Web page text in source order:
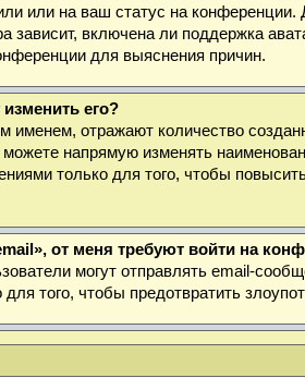
или на ваш статус на
зависит, включена ли поддержка
для выяснения причин.
его?
именем, отражают количество
напрямую изменять
только для того, чтобы
от меня требуют войти на
могут отправлять email-
того, чтобы предотвратить